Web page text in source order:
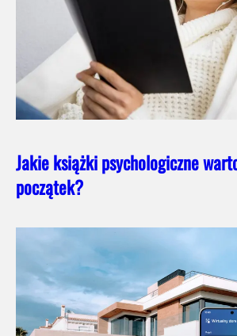
Jakie książki psychologiczne
początek?